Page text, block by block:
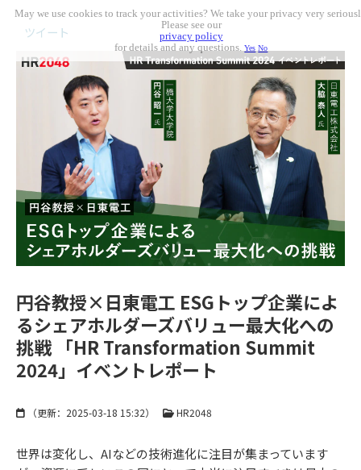
ツイート
円谷教授×日東電工 ESGトップ企業によ
るシェアホルダーズバリュー最大化への
挑戦 「HR Transformation Summit
2024」イベントレポート
（更新： 2025-03-18 15:32） HR2048
世界は変化し、AIなどの技術進化に注目が集まっています
May we use cookies to track your activities? We take your privacy very
Please see our
privacy policy
for details and any questions.Yes No